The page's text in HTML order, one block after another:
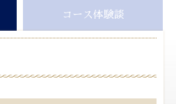
コース体験談